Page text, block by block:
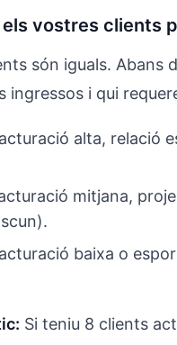
vostres clients
són iguals. Abans
ingressos i qui
alta, relació
mitjana,
baixa o
Si teniu 8 clients